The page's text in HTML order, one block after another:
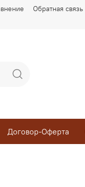
Обратная связь
Договор-Оферта